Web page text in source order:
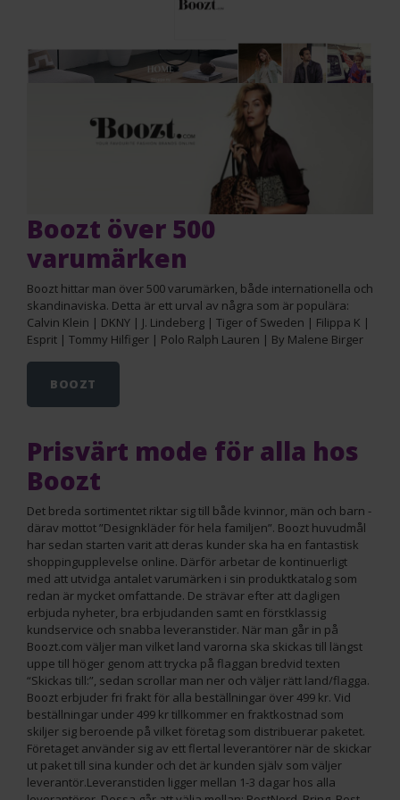
Boozt över 500
varumärken
Boozt hittar man över 500 varumärken, både internationella och
skandinaviska. Detta är ett urval av några som är populära:
Calvin Klein | DKNY | J. Lindeberg | Tiger of Sweden | Filippa K |
Esprit | Tommy Hilfiger | Polo Ralph Lauren | By Malene Birger
BOOZT
Prisvärt mode för alla hos
Boozt
Det breda sortimentet riktar sig till både kvinnor, män och barn -
därav mottot ”Designkläder för hela familjen”. Boozt huvudmål
har sedan starten varit att deras kunder ska ha en fantastisk
shoppingupplevelse online. Därför arbetar de kontinuerligt
med att utvidga antalet varumärken i sin produktkatalog som
redan är mycket omfattande. De strävar efter att dagligen
erbjuda nyheter, bra erbjudanden samt en förstklassig
kundservice och snabba leveranstider. När man går in på
Boozt.com väljer man vilket land varorna ska skickas till längst
uppe till höger genom att trycka på flaggan bredvid texten
“Skickas till:”, sedan scrollar man ner och väljer rätt land/flagga.
Boozt erbjuder fri frakt för alla beställningar över 499 kr. Vid
beställningar under 499 kr tillkommer en fraktkostnad som
skiljer sig beroende på vilket företag som distribuerar paketet.
Företaget använder sig av ett flertal leverantörer när de skickar
ut paket till sina kunder och det är kunden själv som väljer
leverantör.Leveranstiden ligger mellan 1-3 dagar hos alla